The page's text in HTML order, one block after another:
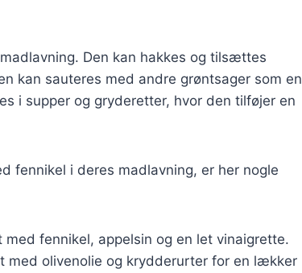
Den kan hakkes og tilsættes
kan sauteres med andre grøntsager som en
i supper og gryderetter, hvor den tilføjer en
fennikel i deres madlavning, er her nogle
med fennikel, appelsin og en let vinaigrette.
med olivenolie og krydderurter for en lækker